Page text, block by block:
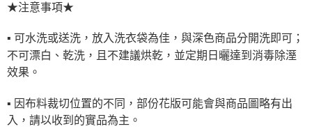
★注意事項★
▪ 可水洗或送洗，放入洗衣袋為佳，與深色商品分開洗即可；
不可漂白、乾洗，且不建議烘乾，並定期日曬達到消毒除溼
效果。
▪ 因布料裁切位置的不同，部份花版可能會與商品圖略有出
入，請以收到的實品為主。